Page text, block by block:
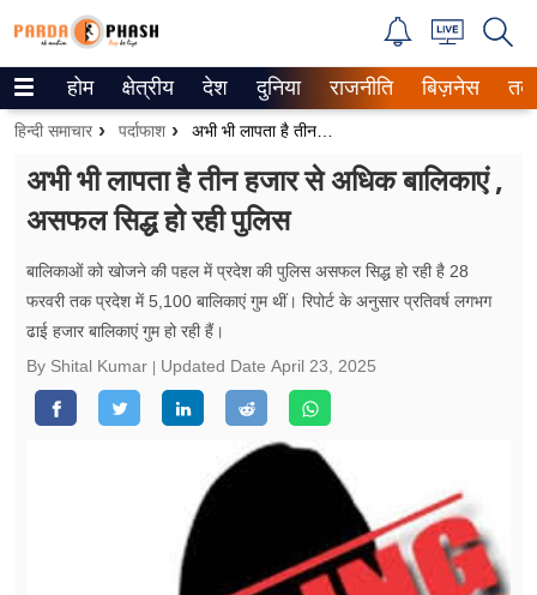
Trending on Google News
ePaper
वेब स्टोरीज
उत्तर प्रदेश
गैलरी
वीडियो
होम क्षेत्रीय देश दुनिया राजनीति बिज़नेस
हिन्दी समाचार पर्दाफाश
अभी भी लापता है तीन हजार से अधिक बालिकाएं ,
असफल सिद्ध हो रही पुलिस
बालिकाओं को खोजने की पहल में प्रदेश की पुलिस असफल सिद्ध हो रही है 28
फरवरी तक प्रदेश में 5,100 बालिकाएं गुम थीं। रिपोर्ट के अनुसार प्रतिवर्ष लगभग
ढाई हजार बालिकाएं गुम हो रही हैं।
By Shital Kumar
Updated Date April 23, 2025